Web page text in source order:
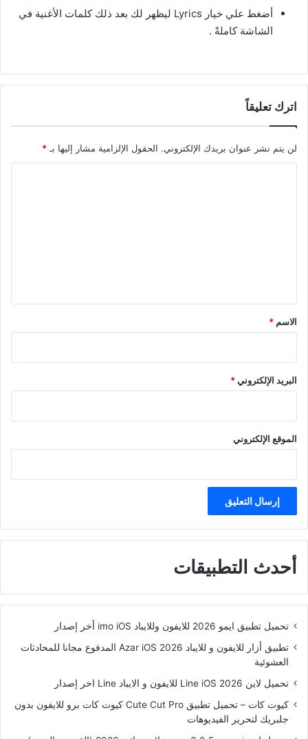
أضغط علي خيار Lyrics ليظهر لك بعد ذلك كلمات الأغنية في
الشاشة كاملةً .
اترك تعليقاً
لن يتم نشر عنوان بريدك الإلكتروني. الحقول الإلزامية مشار إليها بـ *
*
الاسم *
البريد الإلكتروني*
الموقع الإلكتروني
أحدث التطبيقات
تحميل تطبيق ايمو 2026 للايفون وللايباد imo iOS أخر إصدار
تطبيق أزار للايفون و للايباد Azar iOS 2026 المدفوع مجانا للمحادثات
العشوئية
تحميل لاين Line iOS 2026 للايفون و الايباد Line اخر إصدار
كيوت كات – تحميل تطبيق Cute Cut Pro كيوت كات برو للايفون بدون
جلبريك لتحرير الفيديوهات